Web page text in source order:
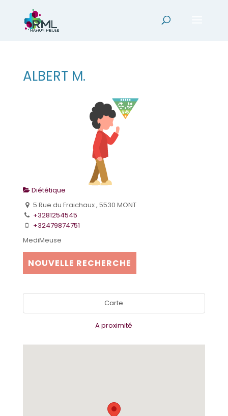
ALBERT M.
Diététique
5 Rue du Fraichaux , 5530 MONT
+3281254545
+32479874751
MediMeuse
NOUVELLE RECHERCHE
Carte
A proximité